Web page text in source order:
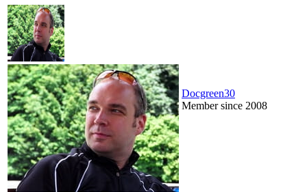
Docgreen30
Member since 2008